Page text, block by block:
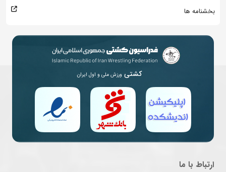
بخشنامه ها
کشتی ورزش ملی و اول ایران
ارتباط با ما